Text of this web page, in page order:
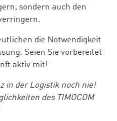
sondern auch den
die Notwendigkeit
Seien Sie vorbereitet
aktiv mit!
in der Logistik noch nie!
des TIMOCOM